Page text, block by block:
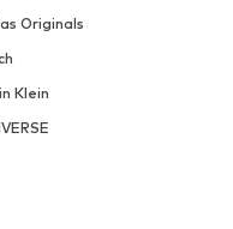
Originals
Klein